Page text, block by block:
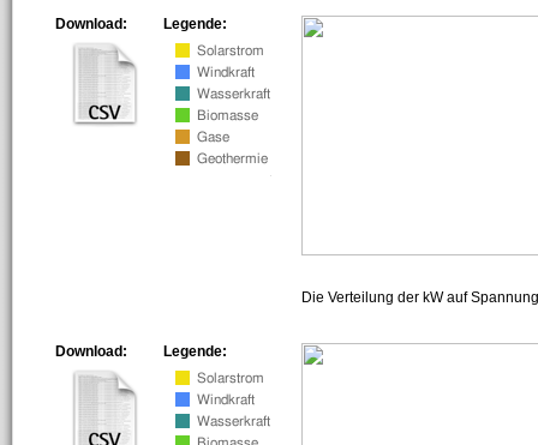
Legende:
Download:
Die Verteilung der kW auf
Legende:
Download: